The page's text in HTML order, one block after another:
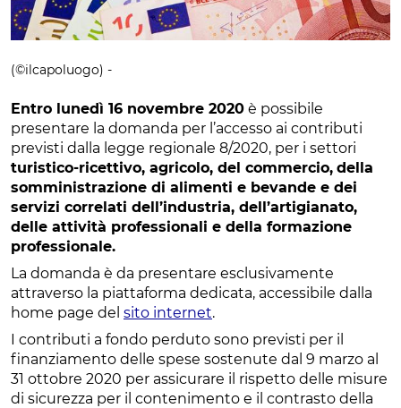
(©ilcapoluogo) -
Entro lunedì 16 novembre 2020 è possibile
presentare la domanda per l’accesso ai contributi
previsti dalla legge regionale 8/2020, per i settori
turistico-ricettivo, agricolo, del commercio, della
somministrazione di alimenti e bevande e dei
servizi correlati dell’industria, dell’artigianato,
delle attività professionali e della formazione
professionale.
La domanda è da presentare esclusivamente
attraverso la piattaforma dedicata, accessibile dalla
home page del sito internet.
I contributi a fondo perduto sono previsti per il
finanziamento delle spese sostenute dal 9 marzo al
31 ottobre 2020 per assicurare il rispetto delle misure
di sicurezza per il contenimento e il contrasto della